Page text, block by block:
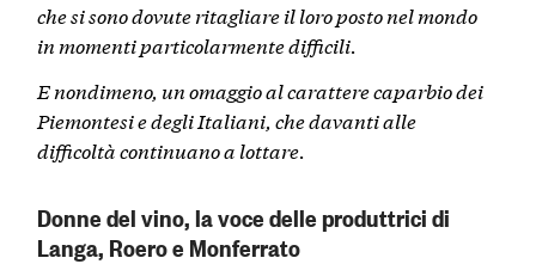
che si sono dovute ritagliare il loro posto nel mondo
in momenti particolarmente difficili.
E nondimeno, un omaggio alcarattere caparbiodei
Piemontesi e degli Italiani, che davanti alle
difficoltàcontinuano a lottare
Donne del vino, la voce delle produttrici di
Langa, Roero e Monferrato